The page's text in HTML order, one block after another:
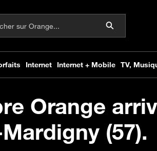
Orange
(57).